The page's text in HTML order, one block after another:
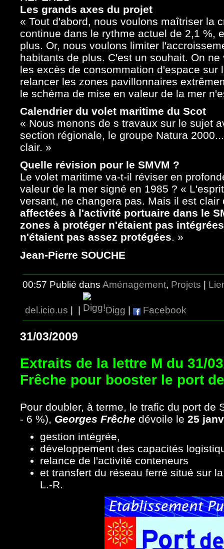
Les grands axes du projet
« Tout d'abord, nous voulons maîtriser la
continue dans le rythme actuel de 2,1 %,
plus. Or, nous voulons limiter
habitants de plus. C'est un souhait. On
les excès de consommation d'espace sur
relancer les zones pavillonnaires
le schéma de mise en valeur de la mer
Calendrier du volet maritime du Scot
« Nous menons de s travaux sur le sujet
section régionale, le groupe Natura
clair. »
Quelle révision pour le SMVM ?
Le volet maritime va-t-il réviser en
valeur de la mer signé en 1985 ? «
versant, ne changera pas. Mais il est
affectées à l'activité portuaire dans le
zones à protéger n'étaient pas intégrées
n'étaient pas assez protégées. »
Jean-Pierre SOUCHE
00:57 Publié dans Aménagement, Projets |
del.icio.us | | Digg | Facebook
31/03/2009
Extraits de la lettre M du 31/
Frêche pour booster le port
Pour doubler, à terme, le trafic du port de
- 6 %), Georges Frêche dévoile le 25
gestion intégrée,
développement des capacités
relance de l'activité conteneurs
et transfert du réseau ferré situé sur
L.-R.